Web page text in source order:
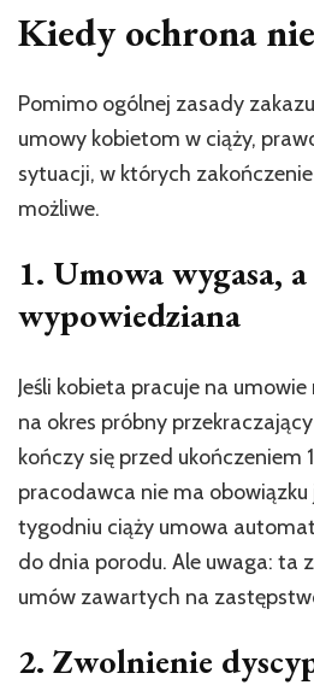
Kiedy ochrona
Pomimo ogólnej zasady
umowy kobietom w ciąży,
sytuacji, w których
możliwe.
1. Umowa wygasa,
wypowiedziana
Jeśli kobieta pracuje na
na okres próbny
kończy się przed ukończeniem
pracodawca nie ma obowiązku
tygodniu ciąży umowa
do dnia porodu. Ale uwaga: ta
umów zawartych na
2. Zwolnienie